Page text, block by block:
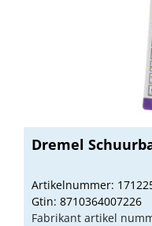
Dremel
Artikelnummer:
Gtin: 8710364007226
Fabrikant artikel